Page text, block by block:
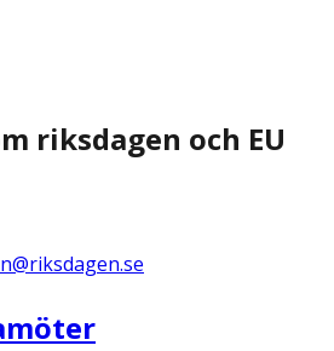
riksdagen och EU